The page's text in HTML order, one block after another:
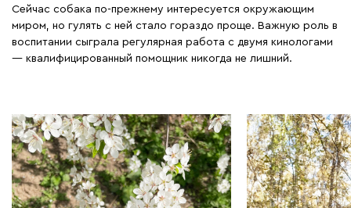
Сейчас собака по-прежнему интересуется окружающим
миром, но гулять с ней стало гораздо проще. Важную роль в
воспитании сыграла регулярная работа с двумя кинологами
— квалифицированный помощник никогда не лишний.